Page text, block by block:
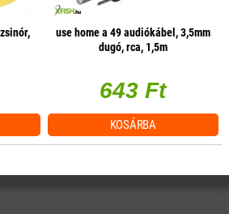
use home a 49 audiókábel, 3,5mm
dugó, rca, 1,5m
643 Ft
KOSÁRBA